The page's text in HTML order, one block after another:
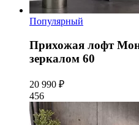
Популярный
Прихожая лофт
зеркалом 60
20 990 ₽
456